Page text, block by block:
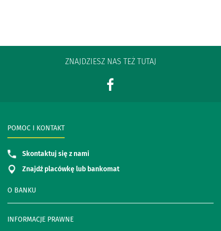
ZNAJDZIESZ NAS TEŻ TUTAJ
O BANKU
INFORMACJE PRAWNE
POMOC I KONTAKT
Skontaktuj się z nami
Znajdź placówkę lub bankomat